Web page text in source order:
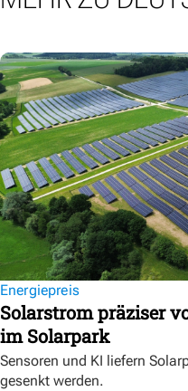
Energiepreis
Solarstrom präziser
im Solarpark
Sensoren und KI liefern
gesenkt werden.